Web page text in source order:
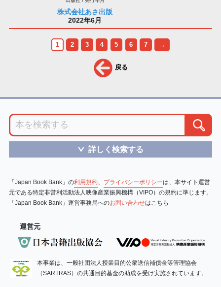
株式会社あさ出版
2022年6月
1 2 3 4 5 6 7 →
戻る
＞ 詳しく検索する
「Japan Book Bank」の利用規約、 プライバシーポリシーは、本サイト運営
元である特定非営利活動法人映像産業振興機構（VIPO）の規約に準じます。
「Japan Book Bank」運営事務局へのお問い合わせはこちら
運営元
本事業は、一般社団法人授業目的公衆送信補償金等管理協会
（SARTRAS）の共通目的基金の助成を受け実施されています。